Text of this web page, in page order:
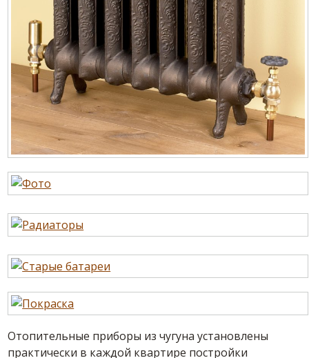
Отопительные приборы из чугуна установлены
практически в каждой квартире постройки